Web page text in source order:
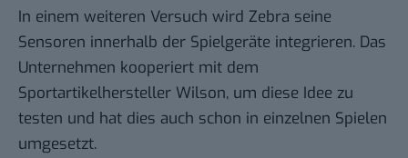
In einem weiteren Versuch wird Zebra seine
Sensoren innerhalb der Spielgeräte integrieren. Das
Unternehmen kooperiert mit dem
Sportartikelhersteller Wilson, um diese Idee zu
testen und hat dies auch schon in einzelnen Spielen
umgesetzt.